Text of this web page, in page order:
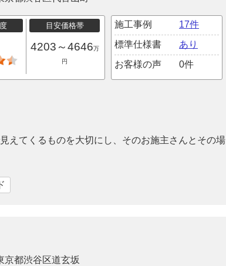
目安価格帯
4203～4646万
円
施工事例
17件
標準仕様書
あり
お客様の声
0件
えてくるものを大切にし、そのお施主さんとその場
京都渋谷区道玄坂